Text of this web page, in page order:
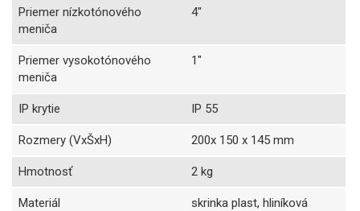
Priemer nízkotónového
meniča
4"
Priemer vysokotónového
meniča
1"
IP krytie IP 55
Rozmery (VxŠxH) 200x 150 x 145 mm
Hmotnosť 2 kg
Materiál
skrinka plast, hliníková